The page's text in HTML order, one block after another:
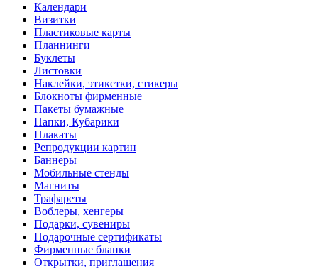
Календари
Визитки
Пластиковые карты
Планнинги
Буклеты
Листовки
Наклейки, этикетки, стикеры
Блокноты фирменные
Пакеты бумажные
Папки, Кубарики
Плакаты
Репродукции картин
Баннеры
Мобильные стенды
Магниты
Трафареты
Воблеры, хенгеры
Подарки, сувениры
Подарочные сертификаты
Фирменные бланки
Открытки, приглашения